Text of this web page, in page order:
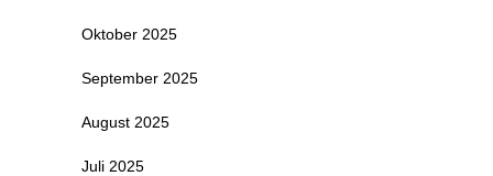
Oktober 2025
September 2025
August 2025
Juli 2025